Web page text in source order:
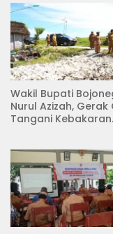
Wakil Bupati
Nurul Azizah, Gerak
Tangani Kebakaran